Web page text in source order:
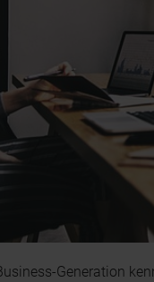
Generation